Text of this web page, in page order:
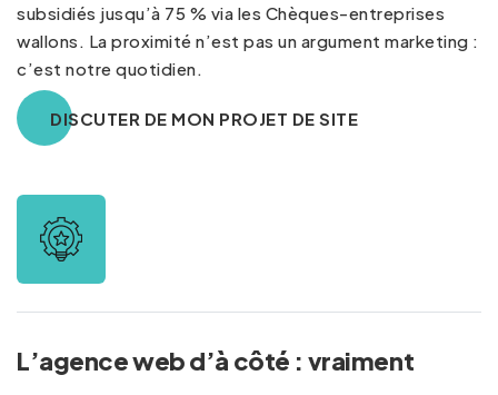
subsidiés jusqu’à 75 % via les Chèques-entreprises
wallons. La proximité n’est pas un argument marketing :
c’est notre quotidien.
DISCUTER DE MON PROJET DE SITE
L’agence web d’à côté : vraiment